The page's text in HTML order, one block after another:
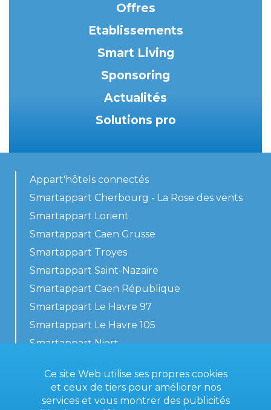
Offres
Etablissements
Smart Living
Sponsoring
Actualités
Solutions pro
Appart'hôtels connectés
Smartappart Cherbourg - La Rose des vents
Smartappart Lorient
Smartappart Caen Grusse
Smartappart Troyes
Smartappart Saint-Nazaire
Smartappart Caen République
Smartappart Le Havre 97
Smartappart Le Havre 105
Smartappart Niort
Ce site Web utilise ses propres cookies
et ceux de tiers pour améliorer nos
services et vous montrer des publicités